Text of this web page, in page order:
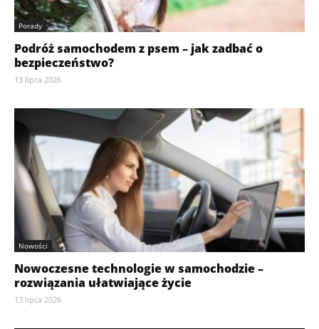
Porady
Podróż samochodem z psem – jak zadbać o
bezpieczeństwo?
13 lipca 2026
Nowości
Nowoczesne technologie w samochodzie –
rozwiązania ułatwiające życie
13 lipca 2026